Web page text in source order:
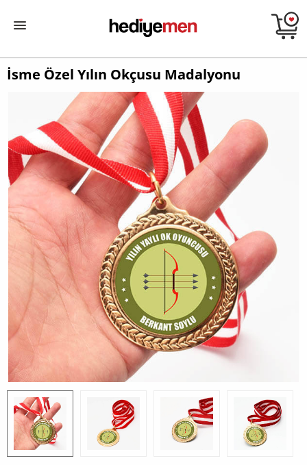
İsme Özel Yılın Okçusu Madalyonu